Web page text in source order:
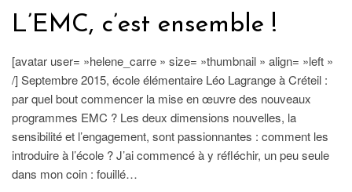
L’EMC, c’est ensemble !
[avatar user= »helene_carre » size= »thumbnail » align= »left »
/] Septembre 2015, école élémentaire Léo Lagrange à Créteil :
par quel bout commencer la mise en œuvre des nouveaux
programmes EMC ? Les deux dimensions nouvelles, la
sensibilité et l’engagement, sont passionnantes : comment les
introduire à l’école ? J’ai commencé à y réfléchir, un peu seule
dans mon coin : fouillé…